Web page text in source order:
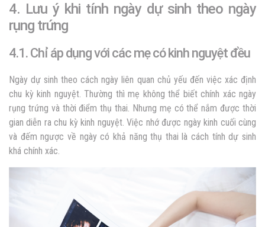
4. Lưu ý khi tính ngày dự sinh theo ngày
rụng trứng
4.1. Chỉ áp dụng với các mẹ có kinh nguyệt đều
Ngày dự sinh theo cách ngày liên quan chủ yếu đến việc xác định
chu kỳ kinh nguyệt. Thường thì mẹ không thể biết chính xác ngày
rụng trứng và thời điểm thụ thai. Nhưng mẹ có thể nắm được thời
gian diễn ra chu kỳ kinh nguyệt. Việc nhớ được ngày kinh cuối cùng
và đếm ngược về ngày có khả năng thụ thai là cách tính dự sinh
khá chính xác.